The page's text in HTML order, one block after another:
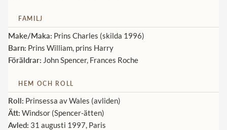
Spanska kungahuset
Belgiska kungahuset
Luxemburgska storhertighuset
Japanska kejsarhuset
FAMILJ
Make/Maka: Prins Charles (skilda 1996)
Barn: Prins William, prins Harry
Föräldrar: John Spencer, Frances Roche
HEM OCH ROLL
Roll: Prinsessa av Wales (avliden)
Ätt: Windsor (Spencer-ätten)
Avled: 31 augusti 1997, Paris